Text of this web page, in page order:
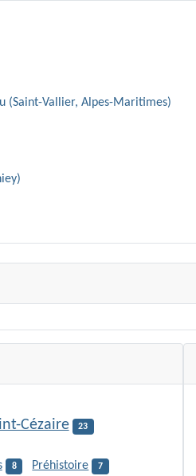
(Saint-Vallier, Alpes-Maritimes)
Cézaire 23
8 Préhistoire 7